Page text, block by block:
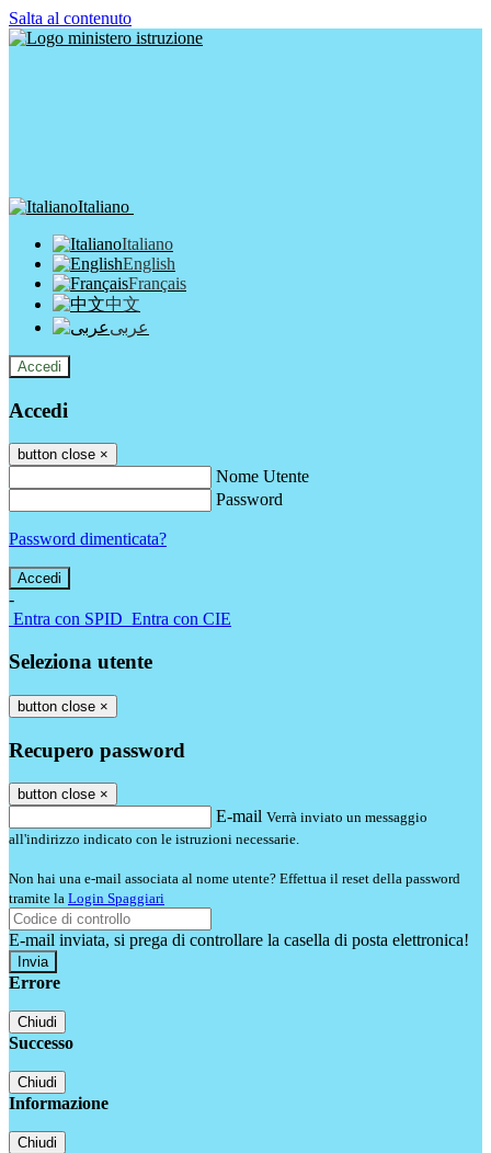
Salta al contenuto
Italiano
Italiano
English
Français
中文
عربى
Accedi
Accedi
button close ×
Nome Utente
Password
Password dimenticata?
-
Entra con SPID Entra con CIE
Seleziona utente
button close ×
Recupero password
button close ×
E-mail Verrà inviato un messaggio
all'indirizzo indicato con le istruzioni necessarie.
Non hai una e-mail associata al nome utente? Effettua il reset della password
tramite la Login Spaggiari
E-mail inviata, si prega di controllare la casella di posta elettronica!
Errore
Chiudi
Successo
Chiudi
Informazione
Chiudi